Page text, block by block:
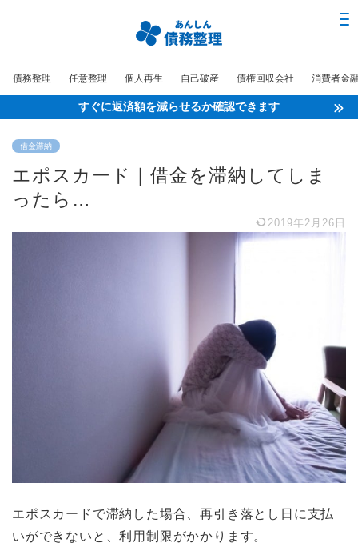
債務整理 任意整理 個人再生 自己破産 債権回収会社 消費者金
すぐに返済額を減らせるか確認できます
借金滞納
エポスカード｜借金を滞納してしま
ったら…
2019年2月26日
エポスカードで滞納した場合、再引き落とし日に支払
いができないと、利用制限がかかります。